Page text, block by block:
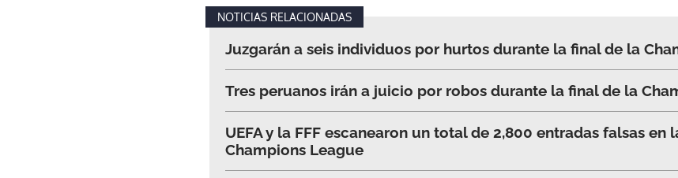
NOTICIAS RELACIONADAS
Juzgarán a seis individuos por hurtos durante la final de la
Tres peruanos irán a juicio por robos durante la final de la
UEFA y la FFF escanearon un total de 2,800 entradas falsas en
Champions League